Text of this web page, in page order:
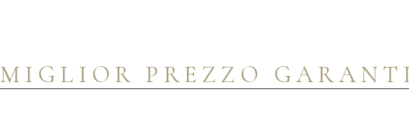
MIGLIOR PREZZO